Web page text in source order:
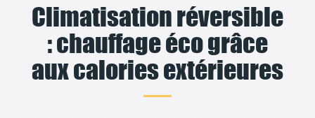
Climatisation réversible
: chauffage éco grâce
aux calories extérieures